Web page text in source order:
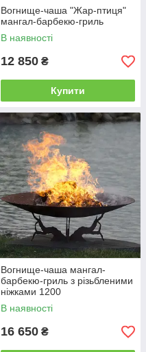
Вогнище-чаша "Жар-птиця"
мангал-барбекю-гриль
В наявності
12 850 ₴
Купити
Вогнище-чаша мангал-
барбекю-гриль з різьбленими
ніжками 1200
В наявності
16 650 ₴